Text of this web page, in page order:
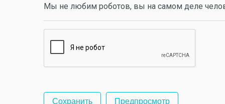
Мы не любим роботов, вы на самом деле